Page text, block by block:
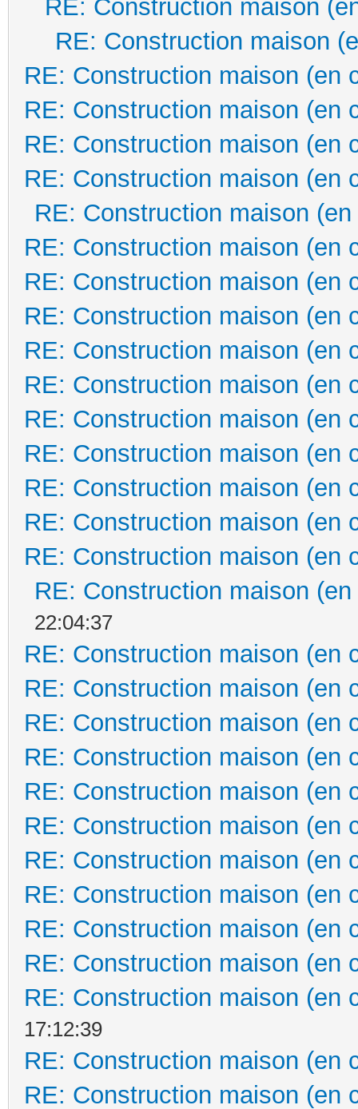
RE: Construction maison
RE: Construction maison
RE: Construction maison (en
RE: Construction maison (en
RE: Construction maison (en
RE: Construction maison (en
RE: Construction maison
RE: Construction maison (en
RE: Construction maison (en
RE: Construction maison (en
RE: Construction maison (en
RE: Construction maison (en
RE: Construction maison (en
RE: Construction maison (en
RE: Construction maison (en
RE: Construction maison (en
RE: Construction maison (en
RE: Construction maison
22:04:37
RE: Construction maison (en
RE: Construction maison (en
RE: Construction maison (en
RE: Construction maison (en
RE: Construction maison (en
RE: Construction maison (en
RE: Construction maison (en
RE: Construction maison (en
RE: Construction maison (en
RE: Construction maison (en
RE: Construction maison (en
17:12:39
RE: Construction maison (en
RE: Construction maison (en